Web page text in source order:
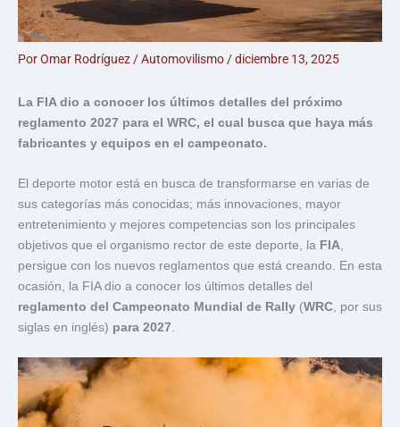
PorOmar Rodríguez /Automovilismo /diciembre 13, 2025
La FIA dio a conocer los últimos detalles del próximo
reglamento 2027 para el WRC, el cual busca que haya más
fabricantes y equipos en el campeonato.
El deporte motor está en busca de transformarse en varias de
sus categorías más conocidas; más innovaciones, mayor
entretenimiento y mejores competencias son los principales
objetivos que el organismo rector de este deporte, la FIA
persigue con los nuevos reglamentos que está creando. En esta
ocasión, la FIA dio a conocer los últimos detalles del
reglamento del Campeonato Mundial de Rally (WRC , por sus
siglas en inglés) para 2027